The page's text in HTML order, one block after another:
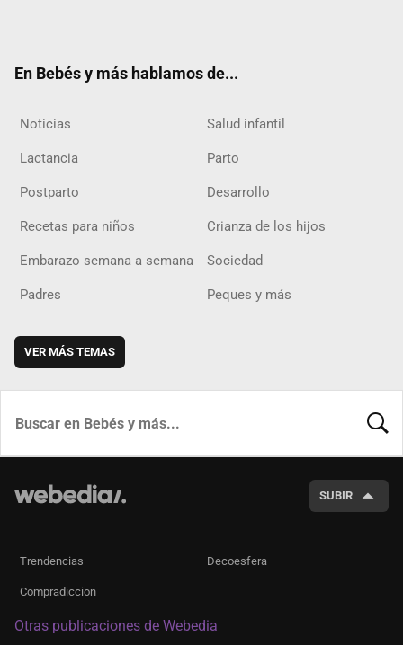
En Bebés y más hablamos de...
Noticias Salud infantil
Lactancia Parto
Postparto Desarrollo
Recetas para niños Crianza de los hijos
Embarazo semana a semana Sociedad
Padres Peques y más
VER MÁS TEMAS
SUBIR
Trendencias Decoesfera
Compradiccion
Otras publicaciones de Webedia